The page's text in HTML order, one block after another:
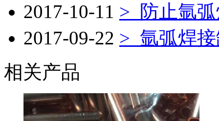
2017-10-11 > 防止氩
2017-09-22 > 氩弧焊
相关产品